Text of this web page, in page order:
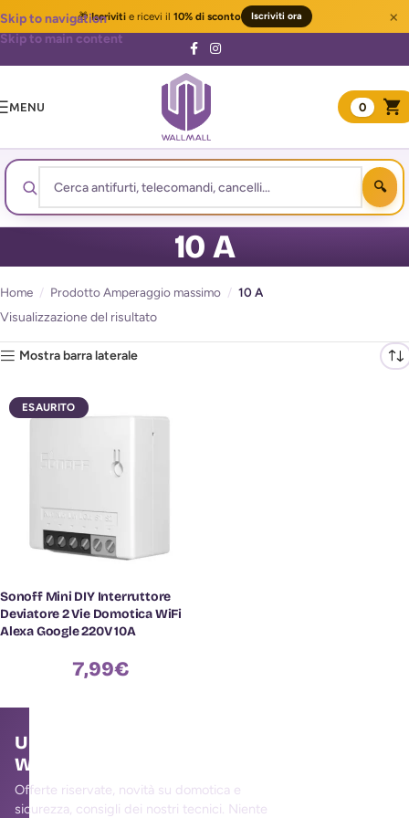
🎁Iscrivitie ricevi il 10% di sconto Iscriviti ora ×
Skip to navigation
Skip to main content
MENU 0
10 A
Home / Prodotto Amperaggio massimo / 10 A
Visualizzazione del risultato
Mostra barra laterale
ESAURITO
Sonoff Mini DIY Interruttore
Deviatore 2 Vie Domotica WiFi
Alexa Google 220V 10A
7,99€
Unisciti alla community
WallMall
Offerte riservate, novità su domotica e
sicurezza, consigli dei nostri tecnici. Niente